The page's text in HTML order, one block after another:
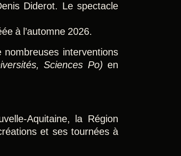
Diderot. Le spectacle
à l’automne 2026.
interventions
Sciences Po) en
Aquitaine, la Région
et ses tournées à